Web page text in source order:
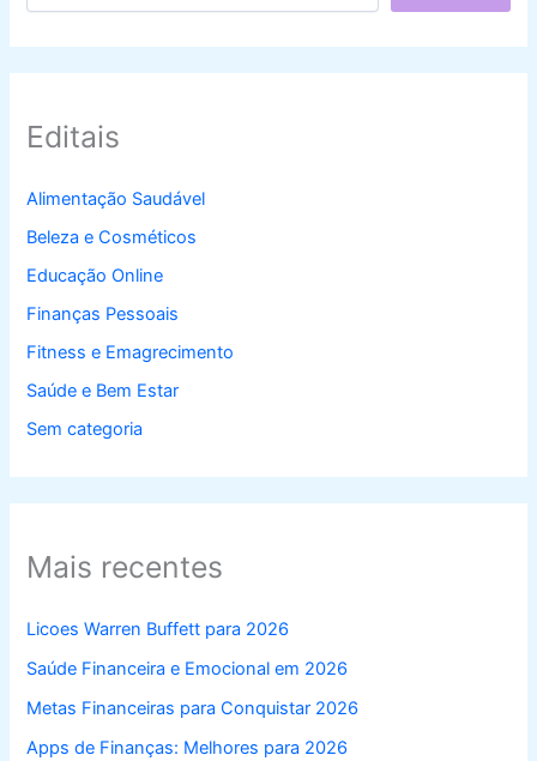
Editais
Alimentação Saudável
Beleza e Cosméticos
Educação Online
Finanças Pessoais
Fitness e Emagrecimento
Saúde e Bem Estar
Sem categoria
Mais recentes
Licoes Warren Buffett para 2026
Saúde Financeira e Emocional em 2026
Metas Financeiras para Conquistar 2026
Apps de Finanças: Melhores para 2026